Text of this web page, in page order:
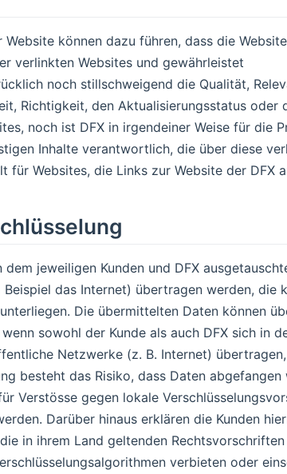
können dazu führen, dass die Website
verlinkten Websites und gewährleistet
noch stillschweigend die Qualität,
Richtigkeit, den Aktualisierungsstatus oder
noch ist DFX in irgendeiner Weise für die
Inhalte verantwortlich, die über diese
für Websites, die Links zur Website der DFX
jeweiligen Kunden und DFX
das Internet) übertragen werden, die
Die übermittelten Daten können
sowohl der Kunde als auch DFX sich in
Netzwerke (z. B. Internet)
besteht das Risiko, dass Daten abgefangen
Verstösse gegen lokale
Darüber hinaus erklären die Kunden
in ihrem Land geltenden
verbieten oder